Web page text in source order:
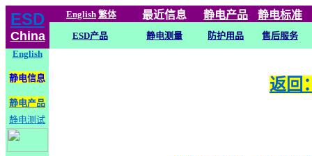
ESD
China
English 繁体 最近信息 静电产品 静电标准
ESD产品 静电测量 防护用品
售后服务
English
静电信息
静电产品
静电测试
返回